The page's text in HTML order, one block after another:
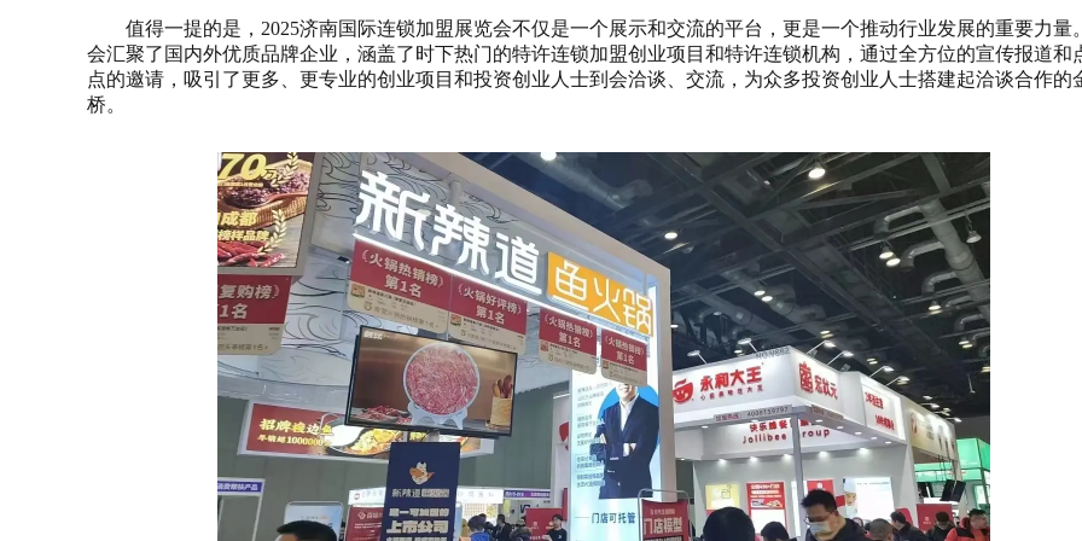
值得一提的是，2025济南国际连锁加盟展览会不仅是一个展示和交流的平台，更是一个推动行业发展的重要力量
会汇聚了国内外优质品牌企业，涵盖了时下热门的特许连锁加盟创业项目和特许连锁机构，通过全方位的宣传报道和
点的邀请，吸引了更多、更专业的创业项目和投资创业人士到会洽谈、交流，为众多投资创业人士搭建起洽谈合作的
桥。